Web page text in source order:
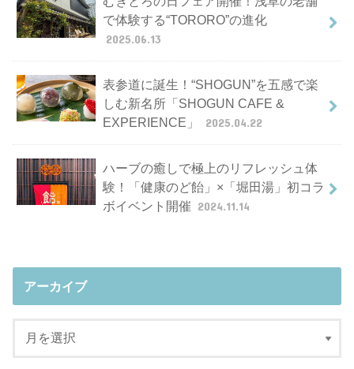
で体験する“TORORO”の進化
2025.06.13
表参道に誕生！“SHOGUN”を五感で楽
しむ新名所「SHOGUN CAFE &
EXPERIENCE」
2025.04.22
ハーブの癒しで極上のリフレッシュ体
験！「健康のど飴」×「堀田湯」初コラ
ボイベント開催 2024.11.14
アーカイブ